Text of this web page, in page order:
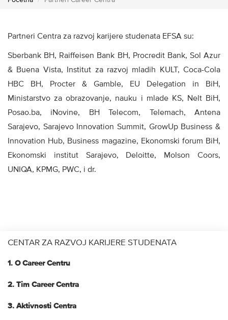
Partneri Centra za razvoj karijere studenata EFSA su:
Sberbank BH, Raiffeisen Bank BH, Procredit Bank, Sol Azur
& Buena Vista, Institut za razvoj mladih KULT, Coca-Cola
HBC BH, Procter & Gamble, EU Delegation in BiH,
Ministarstvo za obrazovanje, nauku i mlade KS, Nelt BiH,
Posao.ba, iNovine, BH Telecom, Telemach, Antena
Sarajevo, Sarajevo Innovation Summit, GrowUp Business &
Innovation Hub, Business magazine, Ekonomski forum BiH,
Ekonomski institut Sarajevo, Deloitte, Molson Coors,
UNIQA, KPMG, PWC, i dr.
CENTAR ZA RAZVOJ KARIJERE STUDENATA
1. O Career Centru
2. Tim Career Centra
3. Aktivnosti Centra